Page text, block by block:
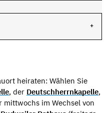
heiraten: Wählen Sie
, der Deutschherrnkapelle,
mittwochs im Wechsel von